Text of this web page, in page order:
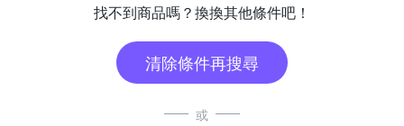
找不到商品嗎？換換其他條件吧！
清除條件再搜尋
或